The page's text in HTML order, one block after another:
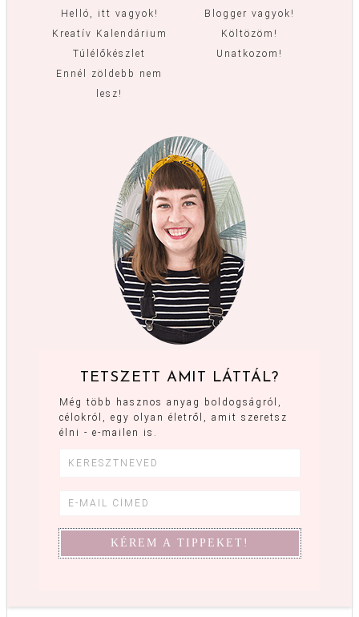
Helló, itt vagyok!
Kreatív Kalendárium
Túlélőkészlet
Ennél zöldebb nem
lesz!
Blogger vagyok!
Költözöm!
Unatkozom!
TETSZETT AMIT LÁTTÁL?
Még több hasznos anyag boldogságról,
célokról, egy olyan életről, amit szeretsz
élni - e-mailen is.